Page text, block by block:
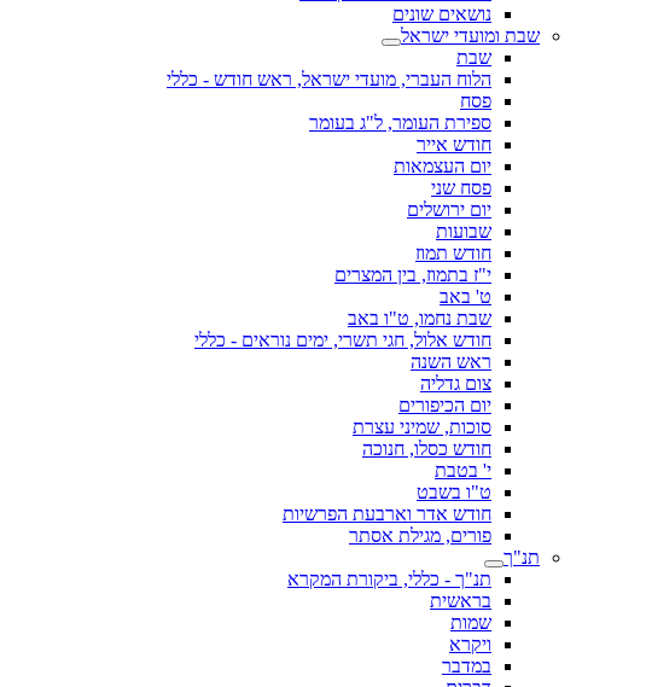
נושאים שונים
שבת ומועדי ישראל
שבת
הלוח העברי, מועדי ישראל, ראש חודש - כללי
פסח
ספירת העומר, ל"ג בעומר
חודש אייר
יום העצמאות
פסח שני
יום ירושלים
שבועות
חודש תמוז
י"ז בתמוז, בין המצרים
ט' באב
שבת נחמו, ט"ו באב
חודש אלול, חגי תשרי, ימים נוראים - כללי
ראש השנה
צום גדליה
יום הכיפורים
סוכות, שמיני עצרת
חודש כסלו, חנוכה
י' בטבת
ט"ו בשבט
חודש אדר וארבעת הפרשיות
פורים, מגילת אסתר
תנ"ך
תנ"ך - כללי, ביקורת המקרא
בראשית
שמות
ויקרא
במדבר